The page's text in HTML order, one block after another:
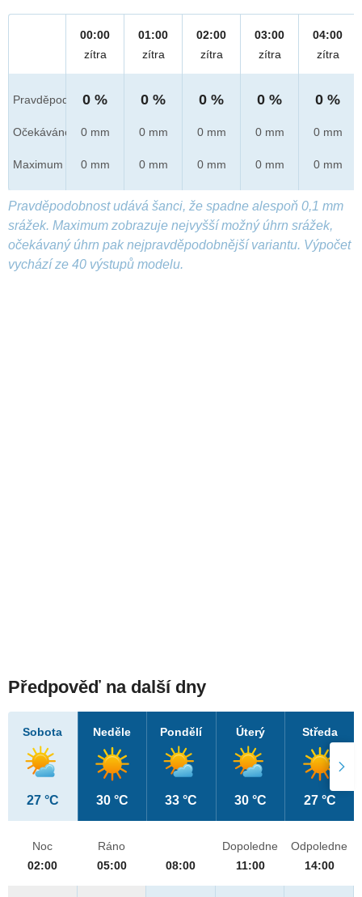
Pravděpod.
Očekáváno
Maximum
00:00
zítra
0 %
0 mm
0 mm
01:00
zítra
0 %
0 mm
0 mm
02:00
zítra
0 %
0 mm
0 mm
03:00
zítra
0 %
0 mm
0 mm
04:00
zítra
0 %
0 mm
0 mm
Pravděpodobnost udává šanci, že spadne alespoň 0,1 mm
srážek. Maximum zobrazuje nejvyšší možný úhrn srážek,
očekávaný úhrn pak nejpravděpodobnější variantu. Výpočet
vychází ze 40 výstupů modelu.
Předpověď na další dny
Sobota
27 °C
Neděle
30 °C
Pondělí
33 °C
Úterý
30 °C
Středa
27 °C
Noc
02:00
Ráno
05:00
08:00
Dopoledne
11:00
Odpoledne
14:00